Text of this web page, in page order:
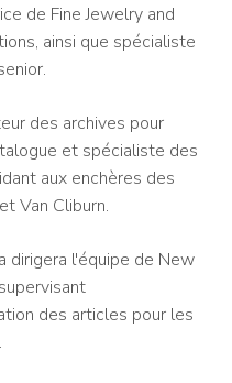
de Fine Jewelry and
ainsi que spécialiste
des archives pour
et spécialiste des
aux enchères des
Van Cliburn.
dirigera l'équipe de New
des articles pour les